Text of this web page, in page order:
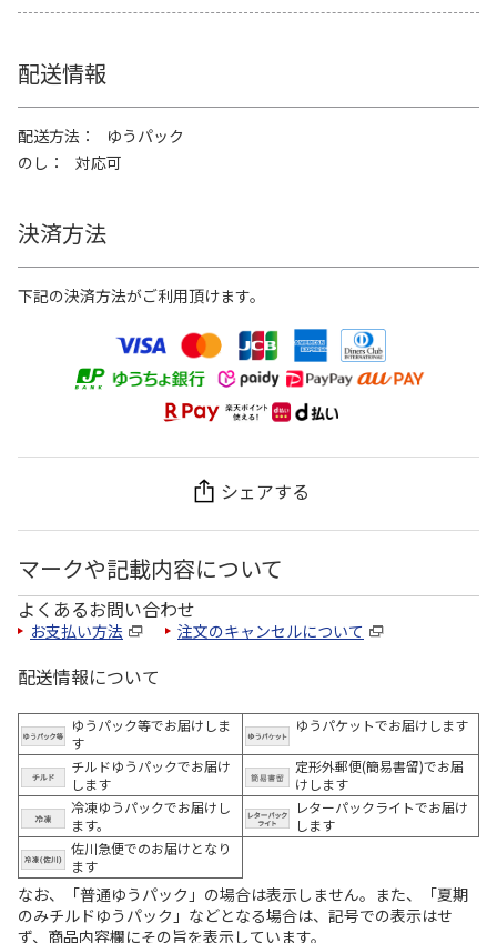
配送情報
配送方法
ゆうパック
のし
対応可
決済方法
下記の決済方法がご利用頂けます。
シェアする
マークや記載内容について
よくあるお問い合わせ
お支払い方法 注文のキャンセルについて
配送情報について
ゆうパック等でお届けしま
す
ゆうパケットでお届けします
チルドゆうパックでお届け
します
定形外郵便(簡易書留)でお届
けします
冷凍ゆうパックでお届けし
ます。
レターパックライトでお届け
します
佐川急便でのお届けとなり
ます
なお、「普通ゆうパック」の場合は表示しません。また、「夏期
のみチルドゆうパック」などとなる場合は、記号での表示はせ
ず、商品内容欄にその旨を表示しています。